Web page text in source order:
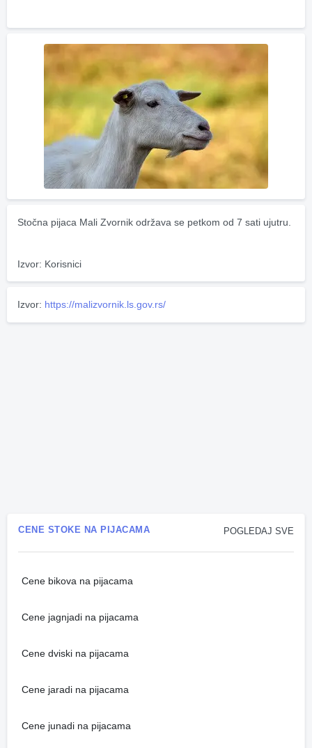
Stočna pijaca Mali Zvornik održava se petkom od 7 sati ujutru.
Izvor: Korisnici
Izvor: https://malizvornik.ls.gov.rs/
POGLEDAJ SVE
CENE STOKE NA PIJACAMA
Cene bikova na pijacama
Cene jagnjadi na pijacama
Cene dviski na pijacama
Cene jaradi na pijacama
Cene junadi na pijacama